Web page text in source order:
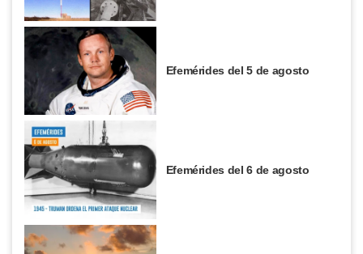
Efemérides del 5 de agosto
Efemérides del 6 de agosto